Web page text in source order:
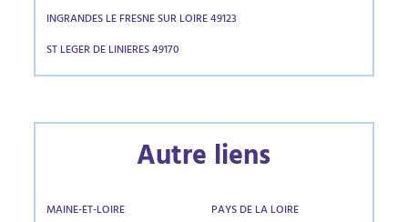
INGRANDES LE FRESNE SUR LOIRE 49123
ST LEGER DE LINIERES 49170
Autre liens
MAINE-ET-LOIRE PAYS DE LA LOIRE